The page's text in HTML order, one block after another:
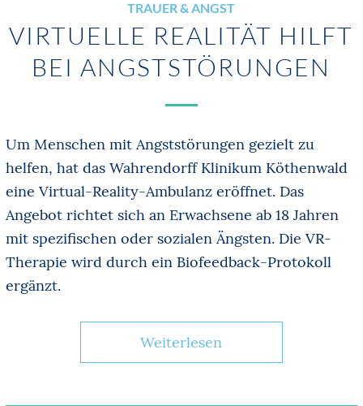
TRAUER & ANGST
VIRTUELLE REALITÄT HILFT
BEI ANGSTSTÖRUNGEN
Um Menschen mit Angststörungen gezielt zu
helfen, hat das Wahrendorff Klinikum Köthenwald
eine Virtual-Reality-Ambulanz eröffnet. Das
Angebot richtet sich an Erwachsene ab 18 Jahren
mit spezifischen oder sozialen Ängsten. Die VR-
Therapie wird durch ein Biofeedback-Protokoll
ergänzt.
Weiterlesen